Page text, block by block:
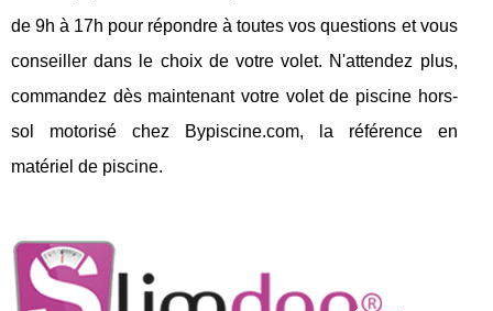
de 9h à 17h pour répondre à toutes vos questions et vous
conseiller dans le choix de votre volet. N'attendez plus,
commandez dès maintenant votre volet de piscine hors-
sol motorisé chez Bypiscine.com, la référence en
matériel de piscine.